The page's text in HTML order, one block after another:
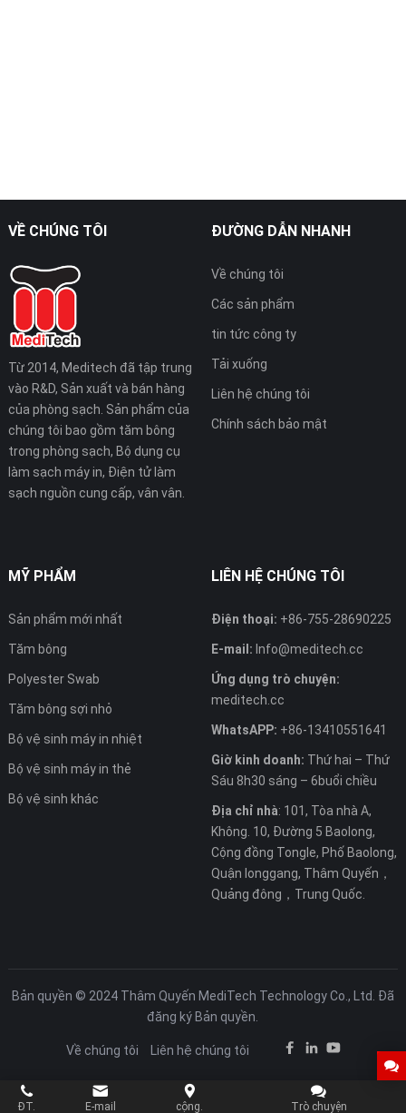
VỀ CHÚNG TÔI
Từ 2014, Meditech đã tập trung
vào R&D, Sản xuất và bán hàng
của phòng sạch. Sản phẩm của
chúng tôi bao gồm tăm bông
trong phòng sạch, Bộ dụng cụ
làm sạch máy in, Điện tử làm
sạch nguồn cung cấp, vân vân.
ĐƯỜNG DẪN NHANH
Về chúng tôi
Các sản phẩm
tin tức công ty
Tải xuống
Liên hệ chúng tôi
Chính sách bảo mật
MỸ PHẨM
Sản phẩm mới nhất
Tăm bông
Polyester Swab
Tăm bông sợi nhỏ
Bộ vệ sinh máy in nhiệt
Bộ vệ sinh máy in thẻ
Bộ vệ sinh khác
LIÊN HỆ CHÚNG TÔI
Điện thoại: +86-755-28690225
E-mail: Info@meditech.cc
Ứng dụng trò chuyện:
meditech.cc
WhatsAPP: +86-13410551641
Giờ kinh doanh: Thứ hai – Thứ
Sáu 8h30 sáng – 6buổi chiều
Địa chỉ nhà: 101, Tòa nhà A,
Không. 10, Đường 5 Baolong,
Cộng đồng Tongle, Phố Baolong,
Quận longgang, Thâm Quyến，
Quảng đông，Trung Quốc.
Bản quyền © 2024 Thâm Quyến MediTech Technology Co., Ltd. Đã
đăng ký Bản quyền.
Về chúng tôi Liên hệ chúng tôi
ĐT. E-mail cộng. Trò chuyện